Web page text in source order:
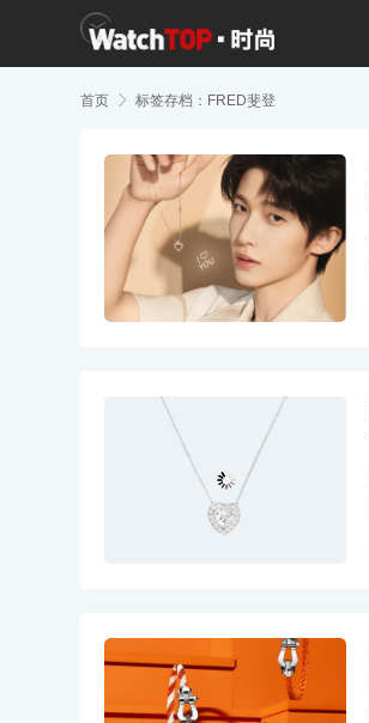
首页  标签存档：FRED斐登